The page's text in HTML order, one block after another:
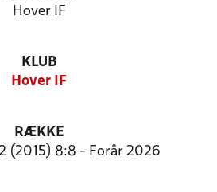
Hover IF
KLUB
Hover IF
RÆKKE
(2015) 8:8 - Forår 2026